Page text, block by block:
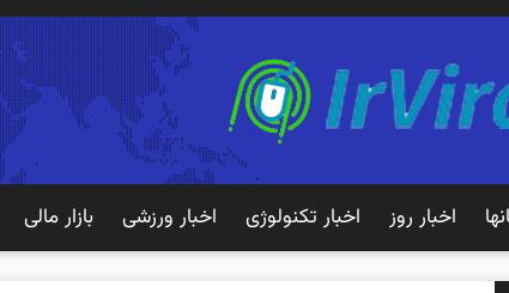
اخبار روز اخبار تکنولوژی اخبار ورزشی بازار مالی